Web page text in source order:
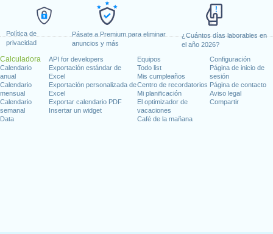
Política de
privacidad
Pásate a Premium para eliminar
anuncios y más
¿Cuántos días laborables en
el año 2026?
Calculadora
Calendario
anual
Calendario
mensual
Calendario
semanal
Data
API for developers
Exportación estándar de
Excel
Exportación personalizada de
Excel
Exportar calendario PDF
Insertar un widget
Equipos
Todo list
Mis cumpleaños
Centro de recordatorios
Mi planificación
El optimizador de
vacaciones
Café de la mañana
Configuración
Página de inicio de
sesión
Página de contacto
Aviso legal
Compartir